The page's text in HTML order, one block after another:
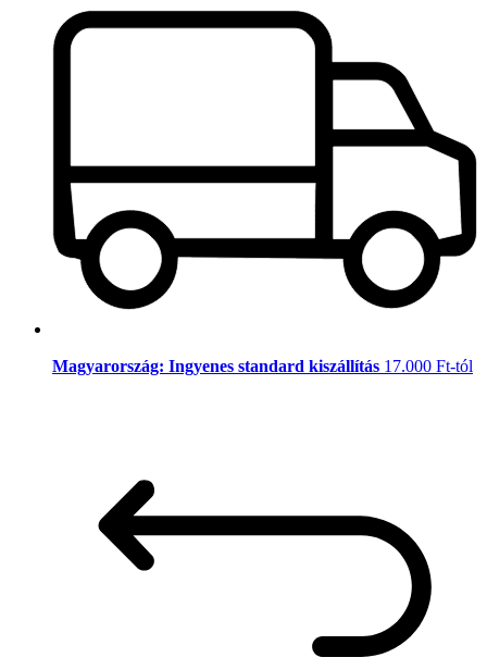
Magyarország: Ingyenes standard kiszállítás 17.000 Ft-tól